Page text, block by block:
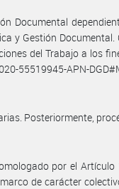
Documental
y Gestión Documental.
del Trabajo a los
55519945-APN-
Posteriormente,
por el
de carácter